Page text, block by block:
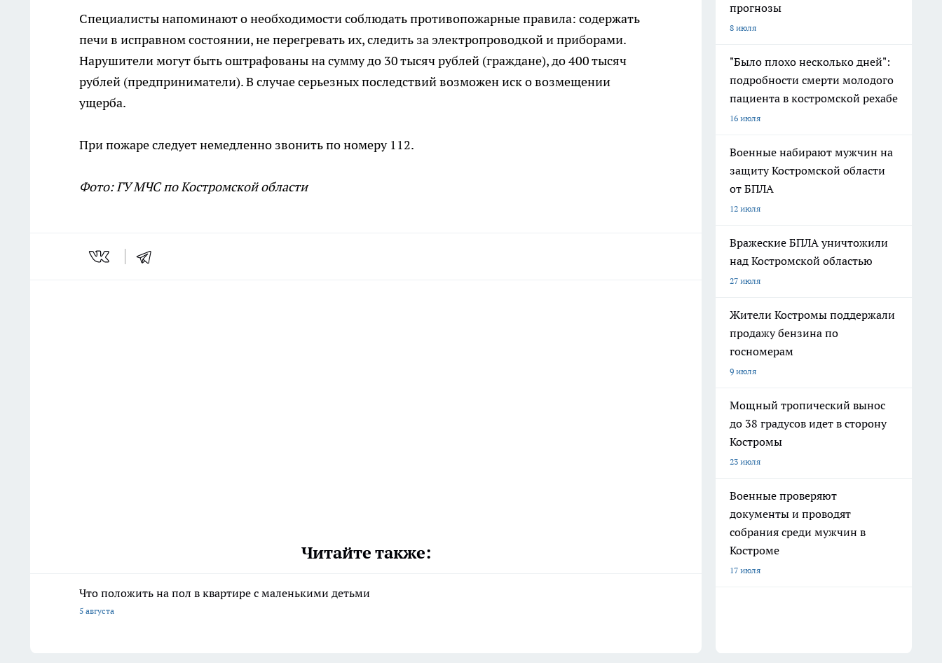
Специалисты напоминают о необходимости соблюдать противопожарные правила: содержать
печи в исправном состоянии, не перегревать их, следить за электропроводкой и приборами.
Нарушители могут быть оштрафованы на сумму до 30 тысяч рублей (граждане), до 400 тысяч
рублей (предприниматели). В случае серьезных последствий возможен иск о возмещении
ущерба.
При пожаре следует немедленно звонить по номеру 112.
Фото: ГУ МЧС по Костромской области
Читайте также:
Что положить на пол в квартире с маленькими детьми
5 августа
прогнозы
8 июля
"Было плохо несколько дней":
подробности смерти молодого
пациента в костромской рехабе
16 июля
Военные набирают мужчин на
защиту Костромской области
от БПЛА
12 июля
Вражеские БПЛА уничтожили
над Костромской областью
27 июля
Жители Костромы поддержали
продажу бензина по
госномерам
9 июля
Мощный тропический вынос
до 38 градусов идет в сторону
Костромы
23 июля
Военные проверяют
документы и проводят
собрания среди мужчин в
Костроме
17 июля